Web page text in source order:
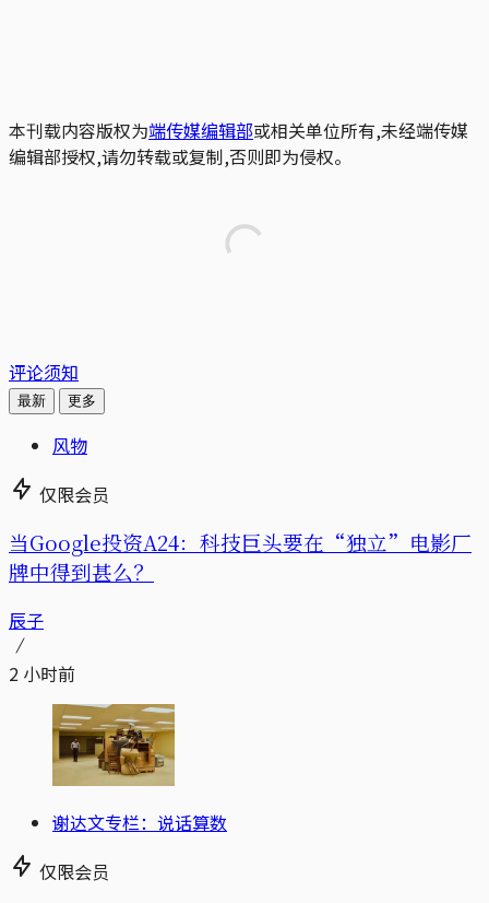
本刊载内容版权为端传媒编辑部或相关单位所有,未经端传媒
编辑部授权,请勿转载或复制,否则即为侵权。
评论须知
最新 更多
风物
仅限会员
当Google投资A24：科技巨头要在“独立”电影厂
牌中得到甚么？
辰子
2 小时前
谢达文专栏：说话算数
仅限会员